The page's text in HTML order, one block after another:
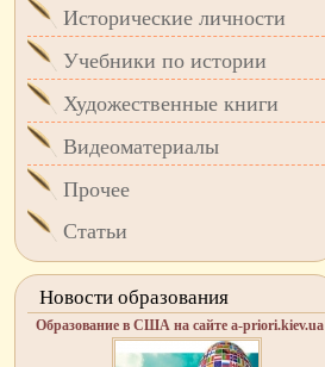
Исторические личности
Учебники по истории
Художественные книги
Видеоматериалы
Прочее
Статьи
Новости образования
Образование в США на сайте a-priori.kiev.ua